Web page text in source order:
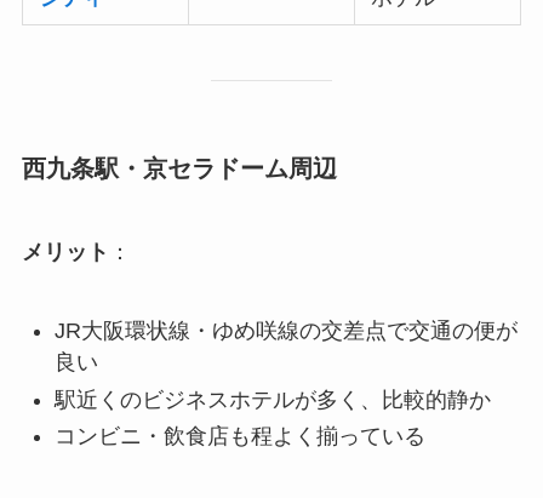
西九条駅・京セラドーム周辺
メリット ：
JR大阪環状線・ゆめ咲線の交差点で交通の便が
良い
駅近くのビジネスホテルが多く、比較的静か
コンビニ・飲食店も程よく揃っている